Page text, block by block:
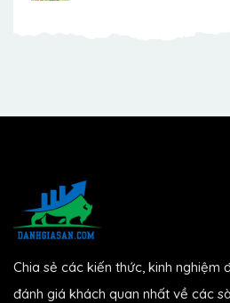
Chia sẻ các kiến thức, kinh nghiệm
đánh giá khách quan nhất về các